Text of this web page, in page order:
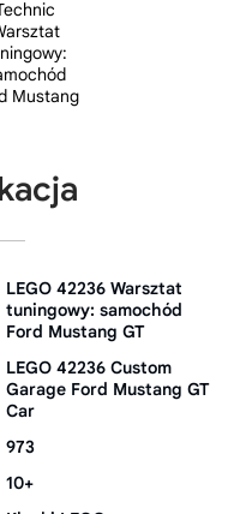
LEGO 42236 Warsztat
tuningowy: samochód
Ford Mustang GT
LEGO 42236 Custom
Garage Ford Mustang GT
Car
973
10+